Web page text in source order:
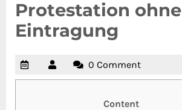
Protestation ohne
Eintragung
0 Comment
Content